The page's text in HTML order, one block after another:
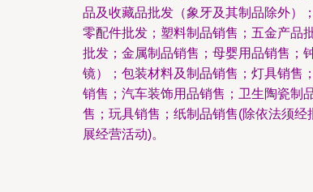
品及收藏品批发（象牙及其制品除外）
零配件批发；塑料制品销售；五金产品
批发；金属制品销售；母婴用品销售；
镜）；包装材料及制品销售；灯具销售
销售；汽车装饰用品销售；卫生陶瓷制
售；玩具销售；纸制品销售(除依法须
展经营活动)。